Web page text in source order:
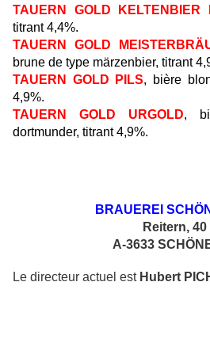
TAUERN GOLD KELTENBIER
titrant 4,4%.
TAUERN GOLD
brune de type märzenbier, titrant
TAUERN GOLD PILS, bière
4,9%.
TAUERN GOLD URGOLD,
dortmunder, titrant 4,9%.
BRAUEREI
Reitern, 40
A-3633
Le directeur actuel est Hubert